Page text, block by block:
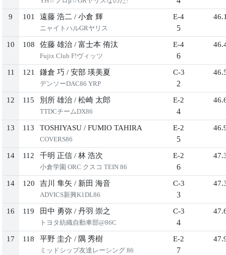
9 101 遠藤 浩二 / 小倉 輝
ニャイトハルGRヤリス
E-4
5
10 108 佐藤 雄治 / 富士本 侑汰
Fujix Club F!ヴィッツ
E-4
6
11 121 鎌倉 巧 / 安部 瑛美夏
デンソーDAC86 YRP
C-3
2
12 115 別所 雄治 / 松崎 太郎
TTDCチームDX86
E-2
4
13 113 TOSHIYASU / FUMIO TAHIRA
COVERS86
E-2
5
14 112 千明 正信 / 林 浩次
小倉学園 ORC クスコ TEIN 86
E-2
6
14 120 吉川 隼矢 / 新田 海音
ADVICS新興K1DL86
C-3
3
16 119 田中 勇弥 / 丹羽 崇之
トヨタ紡織自動車部@86C
C-3
4
17 118 平野 圭介 / 隅 秀樹
ミッドシップ友達レーシング 86
E-2
7